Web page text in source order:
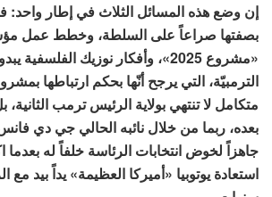
إن وضع هذه المسائل الثلاث في إطار واحد:
بصفتها صراعاً على السلطة، وخطط عمل
«مشروع 2025»، وأفكار نوزيك
الترمبيّة، التي يرجح أنّها بحكم ارتباطها
متكامل لا تنتهي بولاية الرئيس ترمب
بعده، ربما من خلال نائبه الحالي جي دي
جاهزاً لخوض انتخابات الرئاسة خلفاً له
استعادة يوتوبيا «أميركا العظيمة» يداً بيد